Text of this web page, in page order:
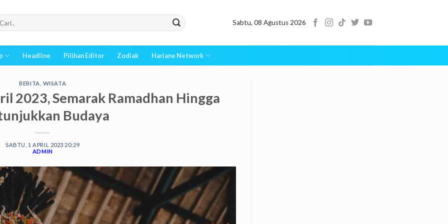
Sabtu, 08 Agustus 2026
Headline Pilihan Editor Zodiak Hariane Network
BERITA WISATA
2023, Semarak Ramadhan Hingga
Budaya
SABTU, 1 APRIL 2023 20:29
ADMIN